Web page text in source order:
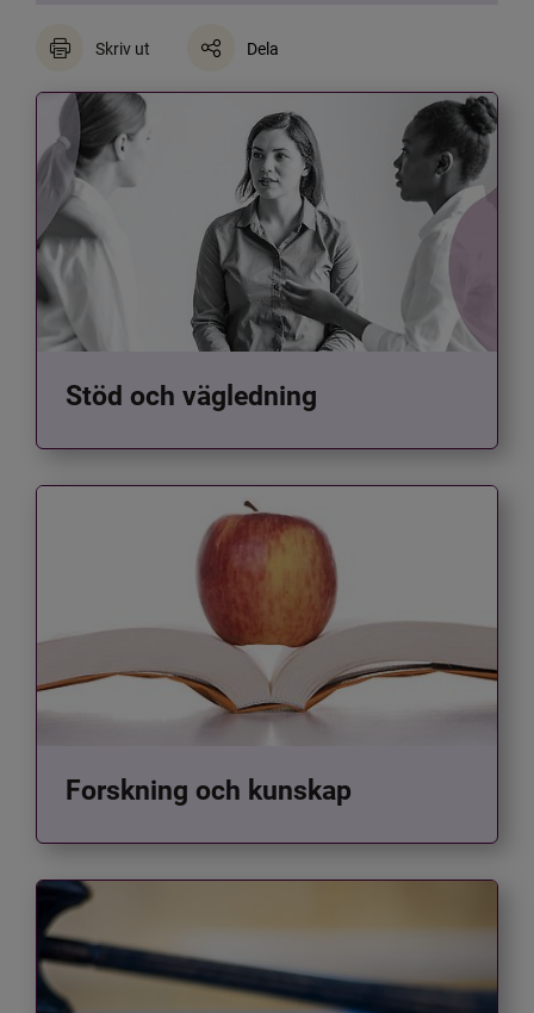
Skriv ut Dela
Stöd och vägledning
Forskning och kunskap